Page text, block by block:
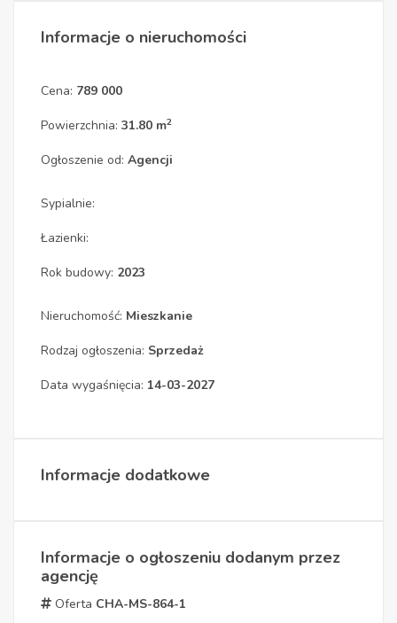
Informacje o nieruchomości
Cena: 789 000
Powierzchnia: 31.80 m2
Ogłoszenie od: Agencji
Sypialnie:
Łazienki:
Rok budowy: 2023
Nieruchomość: Mieszkanie
Rodzaj ogłoszenia: Sprzedaż
Data wygaśnięcia: 14-03-2027
Informacje dodatkowe
Informacje o ogłoszeniu dodanym przez
agencję
Oferta CHA-MS-864-1